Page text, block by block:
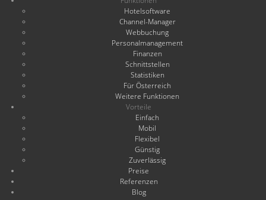
Hotelsoftware
Channel-Manager
Webbuchung
Personalmanagement
Finanzen
Schnittstellen
Statistiken
Für Österreich
Weitere Funktionen
Vorteile
Einfach
Mobil
Flexibel
Günstig
Zuverlässig
Preise
Referenzen
Blog